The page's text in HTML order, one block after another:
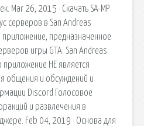
Mar 26, 2015 · Скачать SA-MP
серверов в San Andreas
приложение, предназначенное
игры GTA: San Andreas
приложение НЕ является
общения и обсуждений и
Discord Голосовое
и развлечения в
Feb 04, 2019 · Основа для